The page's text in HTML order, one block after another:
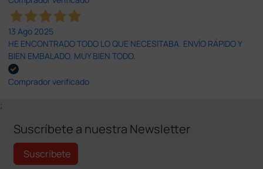
13 Ago 2025
HE ENCONTRADO TODO LO QUE NECESITABA. ENVÍO RÁPIDO Y
BIEN EMBALADO. MUY BIEN TODO.
Comprador verificado
;
Suscríbete a nuestra Newsletter
Suscríbete